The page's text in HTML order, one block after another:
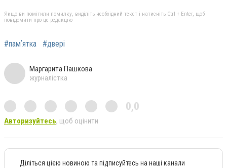
Якщо ви помітили помилку, виділіть необхідний текст і натисніть Ctrl + Enter, щоб
повідомити про це редакцію
#памʼятка #двері
Маргарита Пашкова
журналістка
0,0
Авторизуйтесь, щоб оцінити
Діліться цією новиною та підписуйтесь на наші канали